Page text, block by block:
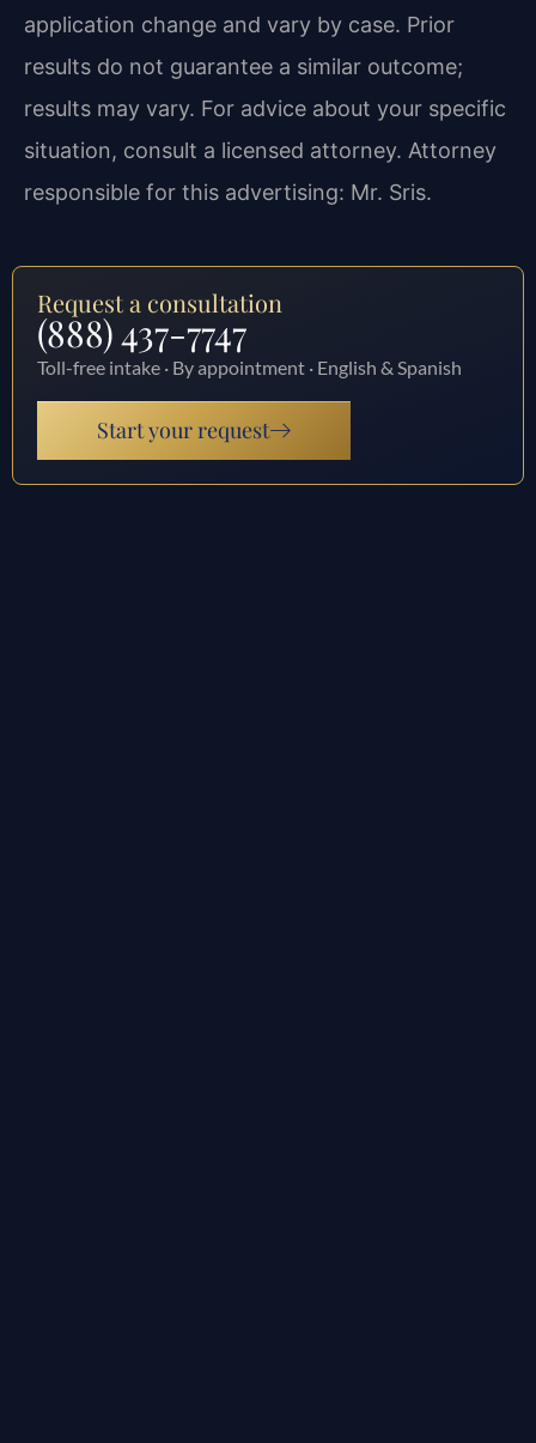
application change and vary by case. Prior
results do not guarantee a similar outcome;
results may vary. For advice about your specific
situation, consult a licensed attorney. Attorney
responsible for this advertising: Mr. Sris.
Request a consultation
(888) 437-7747
Toll-free intake · By appointment · English & Spanish
Start your request